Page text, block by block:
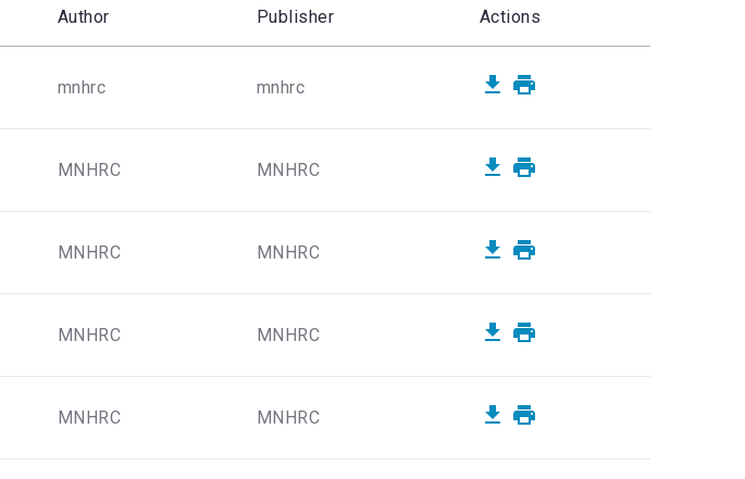
Author Publisher Actions
mnhrc mnhrc
MNHRC MNHRC
MNHRC MNHRC
MNHRC MNHRC
MNHRC MNHRC